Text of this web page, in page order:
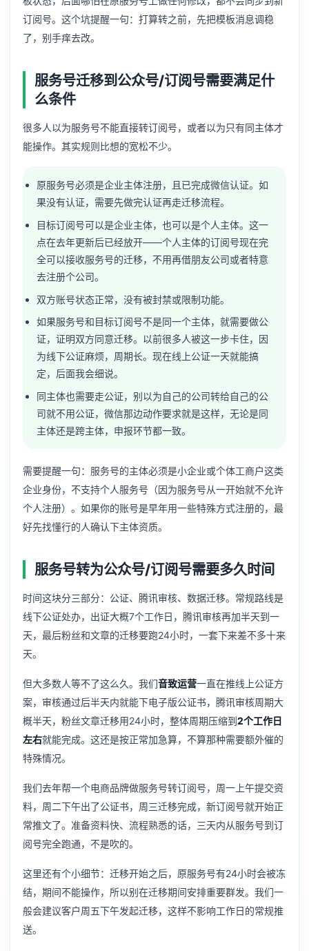
订阅号。这个坑提醒一句：打算转之前，先把模板消息调稳
了，别手痒去改。
服务号迁移到公众号/订阅号需要满足什
么条件
很多人以为服务号不能直接转订阅号，或者以为只有同主体才
能操作。其实规则比想的宽松不少。
原服务号必须是企业主体注册，且已完成微信认证。如
果没有认证，需要先做完认证再走迁移流程。
目标订阅号可以是企业主体，也可以是个人主体。这一
点在去年更新后已经放开——个人主体的订阅号现在完
全可以接收服务号的迁移，不用再借朋友公司或者特意
去注册个公司。
双方账号状态正常，没有被封禁或限制功能。
如果服务号和目标订阅号不是同一个主体，就需要做公
证，证明双方同意迁移。以前很多人被这一步卡住，因
为线下公证麻烦，周期长。现在线上公证一天就能搞
定，后面我会细说。
同主体也需要走公证，别以为自己的公司转给自己的公
司就不用公证，微信那边动作要求就是这样，无论是同
主体还是跨主体，申报环节都一致。
需要提醒一句：服务号的主体必须是小企业或个体工商户这类
企业身份，不支持个人服务号（因为服务号从一开始就不允许
个人注册）。如果你的账号是早年用一些特殊方式注册的，最
好先找懂行的人确认下主体资质。
服务号转为公众号/订阅号需要多久时间
时间这块分三部分：公证、腾讯审核、数据迁移。常规路线是
线下公证处办，出证大概7个工作日，腾讯审核再加半天到一
天，最后粉丝和文章的迁移要跑24小时，一套下来差不多十来
天。
但大多数人等不了这么久。我们音致运营一直在推线上公证方
案，审核通过后半天内就能下电子版公证书，腾讯审核周期大
概半天，粉丝文章迁移用24小时，整体周期压缩到2个工作日
左右就能完成。这还是按正常加急算，不算那种需要额外催的
特殊情况。
我们去年帮一个电商品牌做服务号转订阅号，周一上午提交资
料，周二下午出了公证书，周三迁移完成，新订阅号就开始正
常推文了。准备资料快、流程熟悉的话，三天内从服务号到订
阅号完全跑通，不是吹的。
这里还有个小细节：迁移开始之后，原服务号有24小时会被冻
结，期间不能操作，所以别在迁移期间安排重要群发。我们一
般会建议客户周五下午发起迁移，这样不影响工作日的常规推
送。